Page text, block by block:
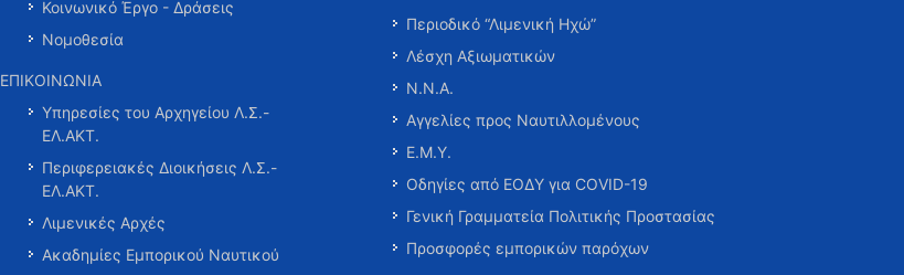
Κοινωνικό Έργο - Δράσεις
Νομοθεσία
ΕΠΙΚΟΙΝΩΝΙΑ
Υπηρεσίες του Αρχηγείου Λ.Σ.-
ΕΛ.ΑΚΤ.
Περιφερειακές Διοικήσεις Λ.Σ.-
ΕΛ.ΑΚΤ.
Λιμενικές Αρχές
Ακαδημίες Εμπορικού Ναυτικού
Περιοδικό “Λιμενική Ηχώ”
Λέσχη Αξιωματικών
Ν.Ν.Α.
Αγγελίες προς Ναυτιλλομένους
Ε.Μ.Υ.
Οδηγίες από ΕΟΔΥ για COVID-19
Γενική Γραμματεία Πολιτικής Προστασίας
Προσφορές εμπορικών παρόχων